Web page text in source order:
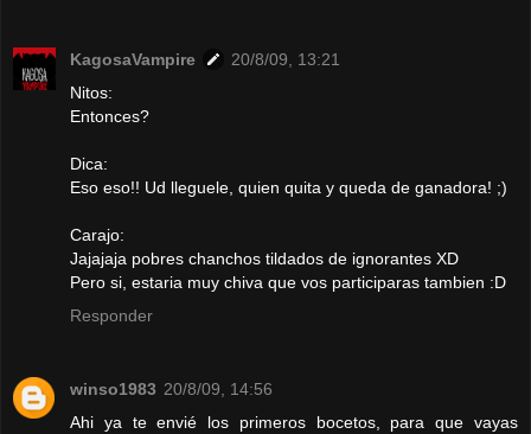
KagosaVampire
20/8/09, 13:21
Nitos:
Entonces?
Dica:
Eso eso!! Ud lleguele, quien quita y queda de ganadora! ;)
Carajo:
Jajajaja pobres chanchos tildados de ignorantes XD
Pero si, estaria muy chiva que vos participaras tambien :D
Responder
winso1983 20/8/09, 14:56
Ahi ya te envié los primeros bocetos, para que vayas